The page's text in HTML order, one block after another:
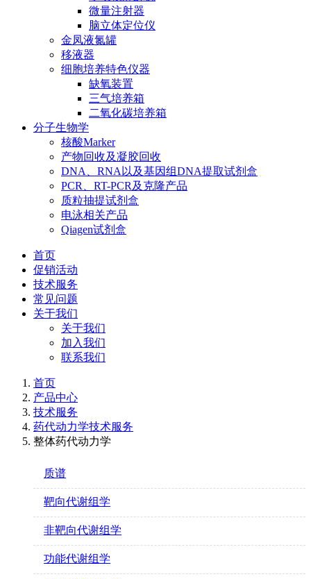
微量注射器
脑立体定位仪
金凤液氮罐
移液器
细胞培养特色仪器
缺氧装置
三气培养箱
二氧化碳培养箱
分子生物学
核酸Marker
产物回收及凝胶回收
DNA、RNA以及基因组DNA提取试剂盒
PCR、RT-PCR及克隆产品
质粒抽提试剂盒
电泳相关产品
Qiagen试剂盒
首页
促销活动
技术服务
常见问题
关于我们
关于我们
加入我们
联系我们
首页
产品中心
技术服务
药代动力学技术服务
整体药代动力学
质谱
靶向代谢组学
非靶向代谢组学
功能代谢组学